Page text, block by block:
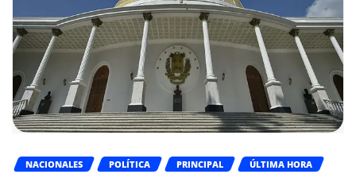
NACIONALES POLÍTICA PRINCIPAL ÚLTIMA HORA